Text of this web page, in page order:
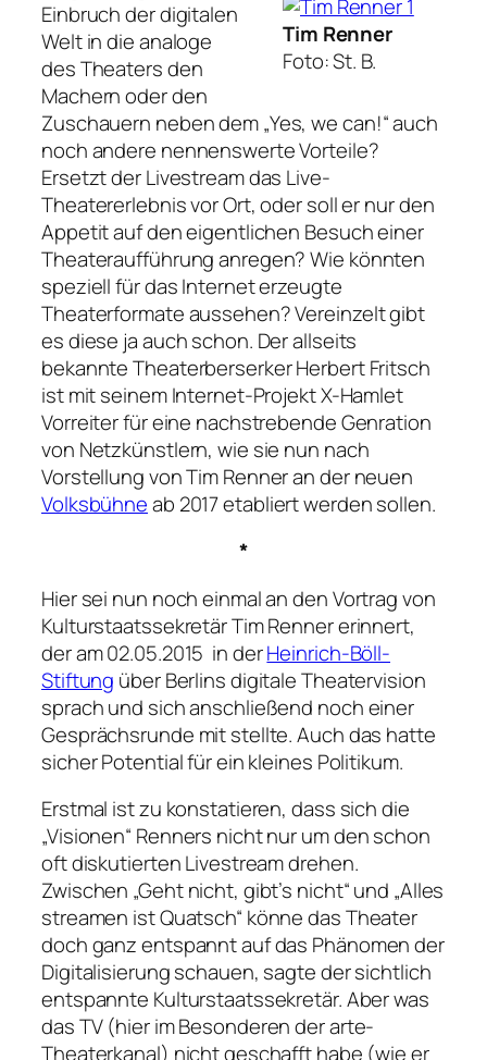
Tim Renner
Foto: St. B.
Einbruch der digitalen
Welt in die analoge
des Theaters den
Machern oder den
Zuschauern neben dem „Yes, we can!“ auch
noch andere nennenswerte Vorteile?
Ersetzt der Livestream das Live-
Theatererlebnis vor Ort, oder soll er nur den
Appetit auf den eigentlichen Besuch einer
Theateraufführung anregen? Wie könnten
speziell für das Internet erzeugte
Theaterformate aussehen? Vereinzelt gibt
es diese ja auch schon. Der allseits
bekannte Theaterberserker Herbert Fritsch
ist mit seinem Internet-Projekt X-Hamlet
Vorreiter für eine nachstrebende Genration
von Netzkünstlern, wie sie nun nach
Vorstellung von Tim Renner an der neuen
Volksbühneab 2017 etabliert werden sollen.
*
Hier sei nun noch einmal an den Vortrag von
Kulturstaatssekretär Tim Renner erinnert,
der am 02.05.2015 in derHeinrich-Böll-
Stiftung über Berlins digitale Theatervision
sprach und sich anschließend noch einer
Gesprächsrunde mit stellte. Auch das hatte
sicher Potential für ein kleines Politikum.
Erstmal ist zu konstatieren, dass sich die
„Visionen“ Renners nicht nur um den schon
oft diskutierten Livestream drehen.
Zwischen „Geht nicht, gibt’s nicht“ und „Alles
streamen ist Quatsch“ könne das Theater
doch ganz entspannt auf das Phänomen der
Digitalisierung schauen, sagte der sichtlich
entspannte Kulturstaatssekretär. Aber was
das TV (hier im Besonderen der arte-
Theaterkanal) nicht geschafft habe (wie er